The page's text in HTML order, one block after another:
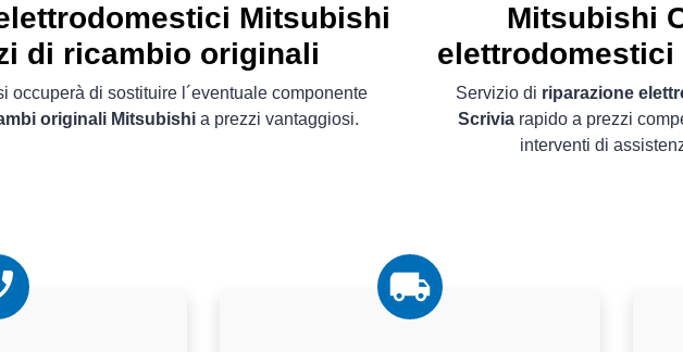
Mitsubishi
di ricambio originali
occuperà di sostituire l´eventuale componente
originali Mitsubishi a prezzi vantaggiosi.
Mitsubishi
Servizio di riparazione
Scriviarapido a prezzi
interventi di